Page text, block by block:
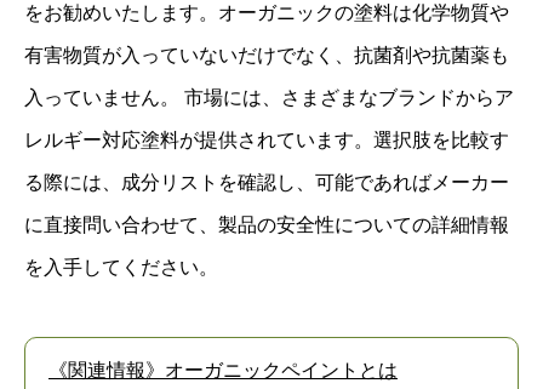
をお勧めいたします。オーガニックの塗料は化学物質や
有害物質が入っていないだけでなく、抗菌剤や抗菌薬も
入っていません。 市場には、さまざまなブランドからア
レルギー対応塗料が提供されています。選択肢を比較す
る際には、成分リストを確認し、可能であればメーカー
に直接問い合わせて、製品の安全性についての詳細情報
を入手してください。
《関連情報》オーガニックペイントとは